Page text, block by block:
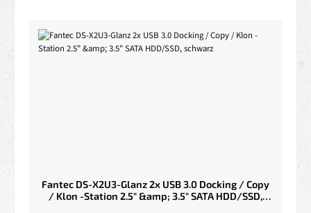
Fantec DS-X2U3-Glanz 2x USB 3.0 Docking / Copy
/ Klon -Station 2.5" &amp; 3.5" SATA HDD/SSD,